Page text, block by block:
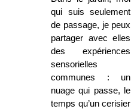
qui suis seulement
de passage, je peux
partager avec elles
des expériences
sensorielles
communes : un
nuage qui passe, le
temps qu’un cerisier